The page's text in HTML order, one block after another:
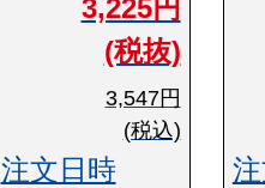
3,225円
(税抜)
3,547円
(税込)
注文日時